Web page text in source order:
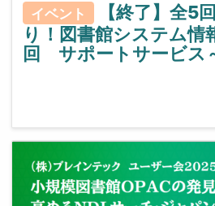
イベント
【終了】全5
り！図書館システム
回 サポートサービス